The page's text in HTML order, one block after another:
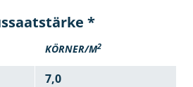
*
KÖRNER/M2
7,0